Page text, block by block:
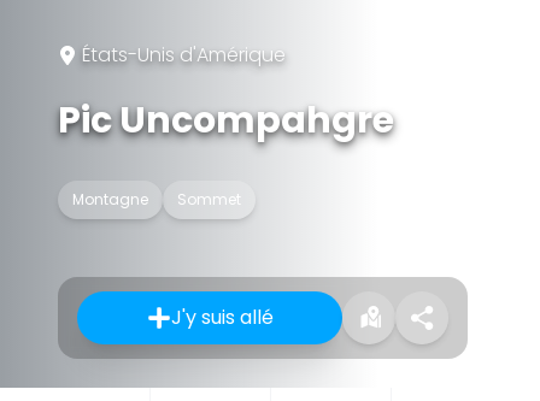
États-Unis d'Amérique
Pic Uncompahgre
Montagne Sommet
J'y suis allé